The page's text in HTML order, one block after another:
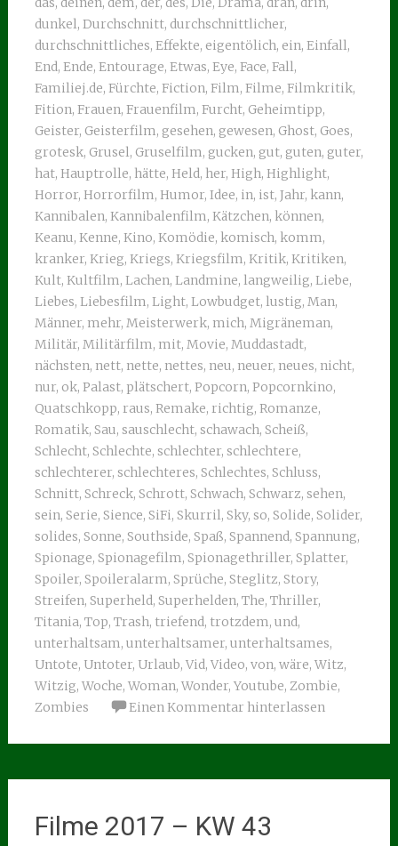
dunkel, Durchschnitt, durchschnittlicher,
durchschnittliches, Effekte, eigentölich, ein, Einfall,
End, Ende, Entourage, Etwas, Eye, Face, Fall,
Familiej.de, Fürchte, Fiction, Film, Filme, Filmkritik,
Fition, Frauen, Frauenfilm, Furcht, Geheimtipp,
Geister, Geisterfilm, gesehen, gewesen, Ghost, Goes,
grotesk, Grusel, Gruselfilm, gucken, gut, guten, guter,
hat, Hauptrolle, hätte, Held, her, High, Highlight,
Horror, Horrorfilm, Humor, Idee, in, ist, Jahr, kann,
Kannibalen, Kannibalenfilm, Kätzchen, können,
Keanu, Kenne, Kino, Komödie, komisch, komm,
kranker, Krieg, Kriegs, Kriegsfilm, Kritik, Kritiken,
Kult, Kultfilm, Lachen, Landmine, langweilig, Liebe,
Liebes, Liebesfilm, Light, Lowbudget, lustig, Man,
Männer, mehr, Meisterwerk, mich, Migräneman,
Militär, Militärfilm, mit, Movie, Muddastadt,
nächsten, nett, nette, nettes, neu, neuer, neues, nicht,
nur, ok, Palast, plätschert, Popcorn, Popcornkino,
Quatschkopp, raus, Remake, richtig, Romanze,
Romatik, Sau, sauschlecht, schawach, Scheiß,
Schlecht, Schlechte, schlechter, schlechtere,
schlechterer, schlechteres, Schlechtes, Schluss,
Schnitt, Schreck, Schrott, Schwach, Schwarz, sehen,
sein, Serie, Sience, SiFi, Skurril, Sky, so, Solide, Solider,
solides, Sonne, Southside, Spaß, Spannend, Spannung,
Spionage, Spionagefilm, Spionagethriller, Splatter,
Spoiler, Spoileralarm, Sprüche, Steglitz, Story,
Streifen, Superheld, Superhelden, The, Thriller,
Titania, Top, Trash, triefend, trotzdem, und,
unterhaltsam, unterhaltsamer, unterhaltsames,
Untote, Untoter, Urlaub, Vid, Video, von, wäre, Witz,
Witzig, Woche, Woman, Wonder, Youtube, Zombie,
Zombies
Einen Kommentar hinterlassen
Filme 2017 – KW 43